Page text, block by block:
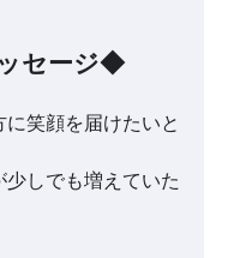
セージ◆
笑顔を届けたいと
しでも増えていた